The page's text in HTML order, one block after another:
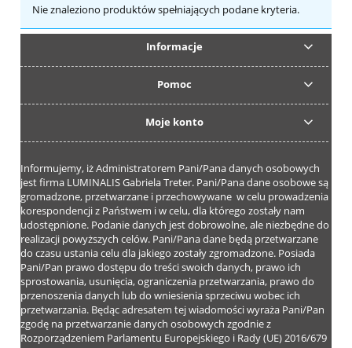
Nie znaleziono produktów spełniających podane kryteria.
Informacje
Pomoc
Moje konto
Informujemy, iż Administratorem Pani/Pana danych osobowych
jest firma LUMINALIS Gabriela Treter. Pani/Pana dane osobowe są
gromadzone, przetwarzane i przechowywane w celu prowadzenia
korespondencji z Państwem i w celu, dla którego zostały nam
udostępnione. Podanie danych jest dobrowolne, ale niezbędne do
realizacji powyższych celów. Pani/Pana dane będą przetwarzane
do czasu ustania celu dla jakiego zostały zgromadzone. Posiada
Pani/Pan prawo dostępu do treści swoich danych, prawo ich
sprostowania, usunięcia, ograniczenia przetwarzania, prawo do
przenoszenia danych lub do wniesienia sprzeciwu wobec ich
przetwarzania. Będąc adresatem tej wiadomości wyraża Pani/Pan
zgodę na przetwarzanie danych osobowych zgodnie z
Rozporządzeniem Parlamentu Europejskiego i Rady (UE) 2016/679